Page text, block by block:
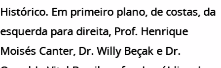
Histórico. Em primeiro plano, de costas, da
esquerda para direita, Prof. Henrique
Moisés Canter, Dr. Willy Beçak e Dr.